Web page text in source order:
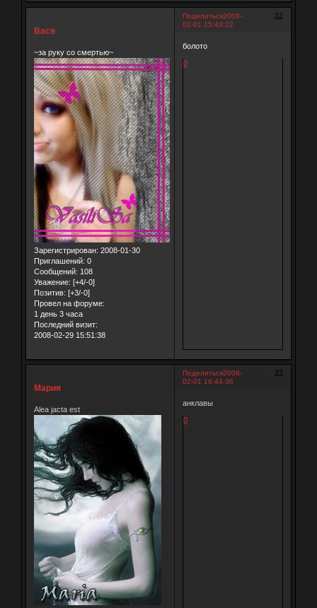
Поделиться 32
2008-
02-01 15:43:22
Вася
~за руку со смертью~
Зарегистрирован: 2008-01-30
Приглашений: 0
Сообщений: 108
Уважение: [+4/-0]
Позитив: [+3/-0]
Провел на форуме:
1 день 3 часа
Последний визит:
2008-02-29 15:51:38
болото
0
Поделиться 33
2008-
02-01 16:44:36
Мария
Alea jacta est
анклавы
0